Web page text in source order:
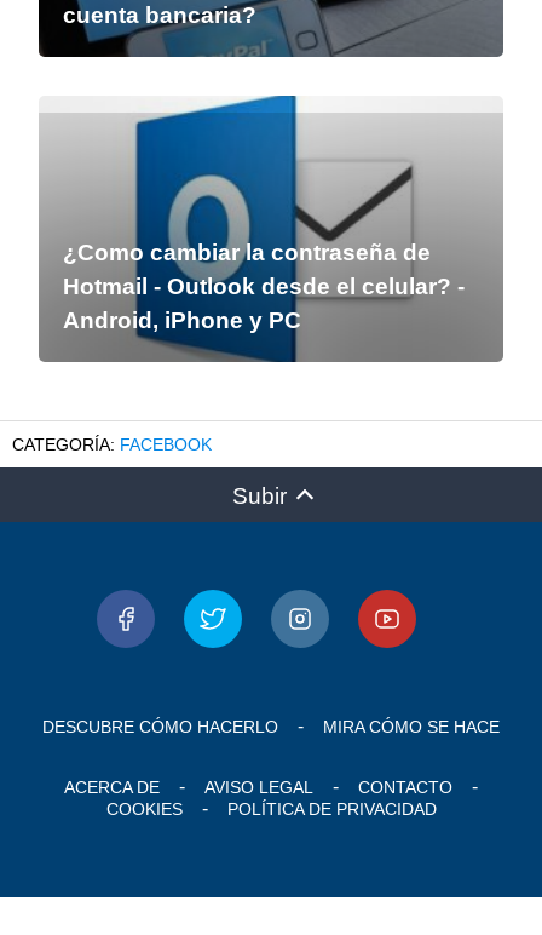
cuenta bancaria?
¿Como cambiar la contraseña de
Hotmail - Outlook desde el celular? -
Android, iPhone y PC
FACEBOOK
Subir
DESCUBRE CÓMO HACERLO MIRA CÓMO SE HACE
ACERCA DE AVISO LEGAL
CONTACTO
COOKIES
POLÍTICA DE PRIVACIDAD